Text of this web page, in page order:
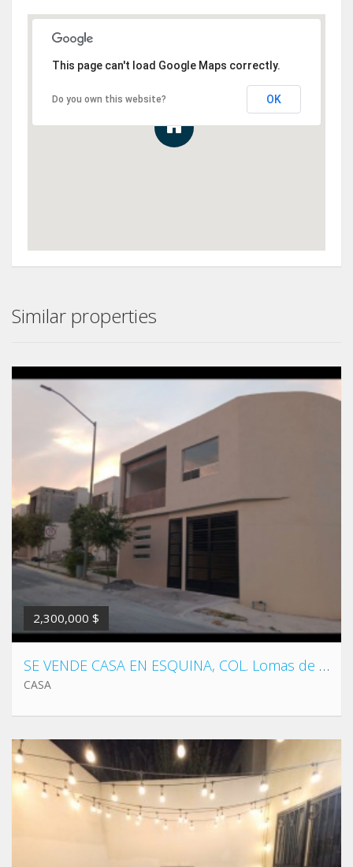
This page can't load Google Maps correctly.
Do you own this website? OK
Similar properties
2,300,000 $
SE VENDE CASA EN ESQUINA, COL. Lomas de Fátima, Juárez, cerca de avenidas de rápido acceso como Av. Ruiz Cortines
CASA